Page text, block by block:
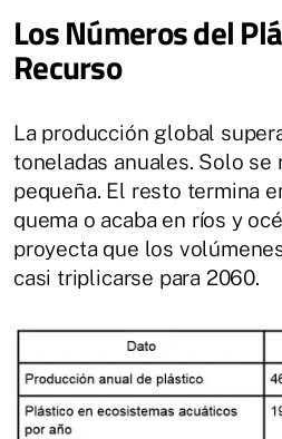
Los Números del
Recurso
La producción global
toneladas anuales. Solo se
pequeña. El resto termina
quema o acaba en ríos y
proyecta que los
casi triplicarse para 2060.